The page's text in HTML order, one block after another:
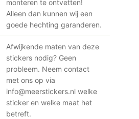
monteren te ontvetten!
Alleen dan kunnen wij een
goede hechting garanderen.
Afwijkende maten van deze
stickers nodig? Geen
probleem. Neem contact
met ons op via
info@meerstickers.nl welke
sticker en welke maat het
betreft.